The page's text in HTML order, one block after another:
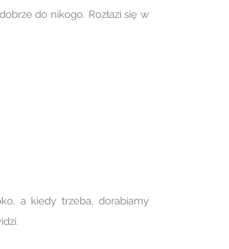
do nikogo. Rozłazi się w
a kiedy trzeba, dorabiamy